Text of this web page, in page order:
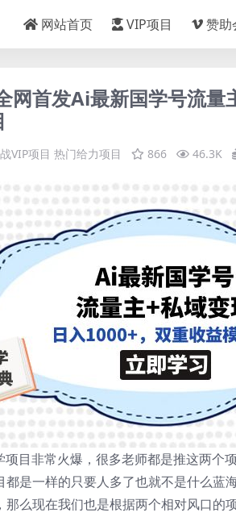
网站首页 VIP项目 赞助
网首发Ai最新国学号流
VIP项目 热门给力项目 866 46.3K
目非常火爆，很多老师都是推这两个
都是一样的只要人多了也就不是什么蓝
那么现在我们也是根据两个相对风口的